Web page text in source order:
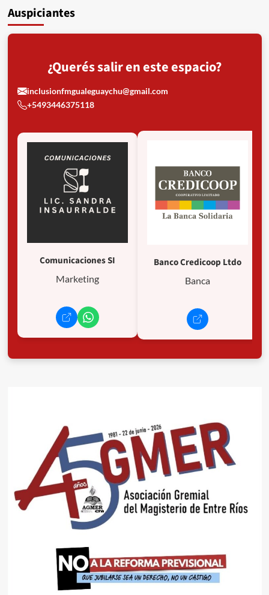
Auspiciantes
¿Querés salir en este espacio?
inclusionfmgualeguaychu@gmail.com
+5493446375118
Comunicaciones SI
Marketing
Banco Credicoop Ltdo
Banca